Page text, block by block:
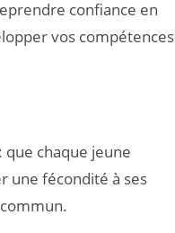
confiance en
vos compétences
que chaque jeune
une fécondité à ses